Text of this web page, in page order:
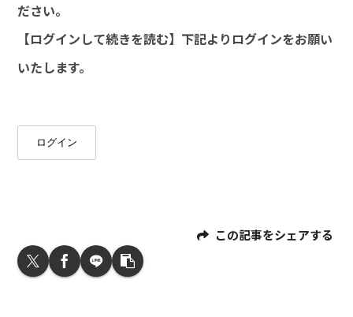
ださい。
【ログインして続きを読む】下記よりログインをお願い
いたします。
ログイン
この記事をシェアする